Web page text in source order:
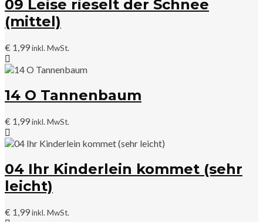
09 Leise rieselt der Schnee
(mittel)
€ 1,99inkl. MwSt.
14 O Tannenbaum
€ 1,99inkl. MwSt.
04 Ihr Kinderlein kommet (sehr
leicht)
€ 1,99inkl. MwSt.